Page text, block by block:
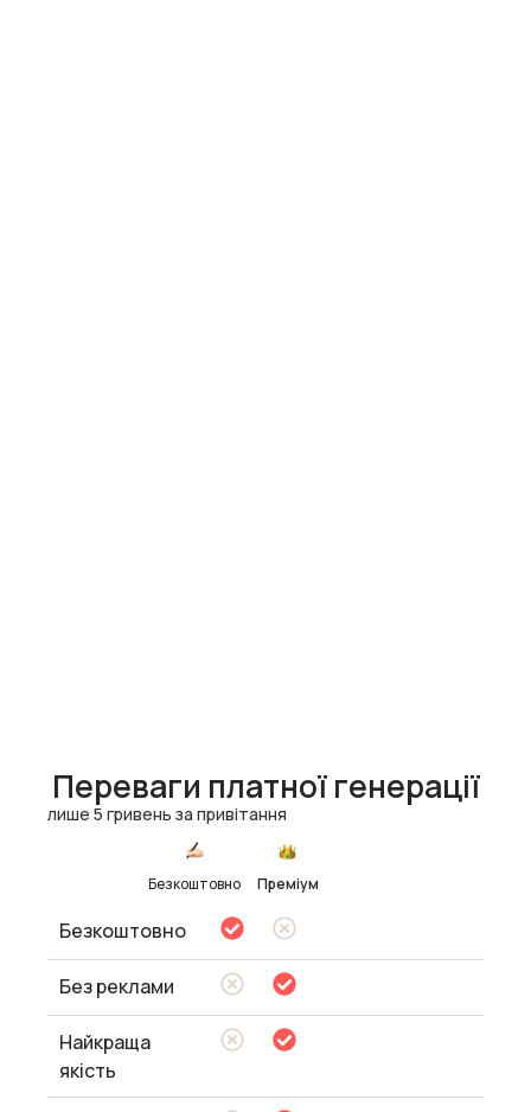
Переваги платної генерації
лише 5 гривень за привітання
Безкоштовно Преміум
Безкоштовно
Без реклами
Найкраща
якість